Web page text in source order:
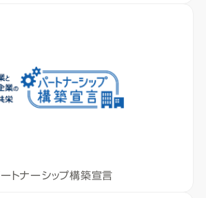
トナーシップ構築宣言